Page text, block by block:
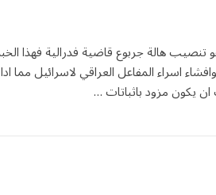
هالة جربوع قاضية فدرالية فهذا
اسراء المفاعل العراقي لاسرائيل مما
يكون مزود باثباتات …